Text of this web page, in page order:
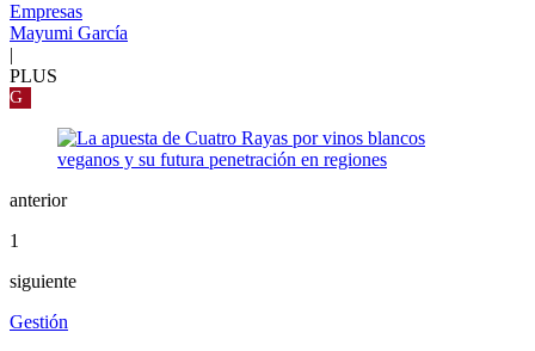
Empresas
Mayumi García
|
PLUS
G
anterior
1
siguiente
Gestión